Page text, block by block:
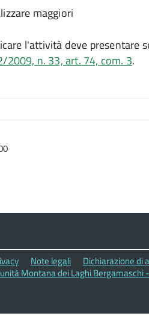
maggiori
l'attività deve presentare
2009, n. 33, art. 74, com. 3.
Note legali Dichiarazione di
Montana dei Laghi